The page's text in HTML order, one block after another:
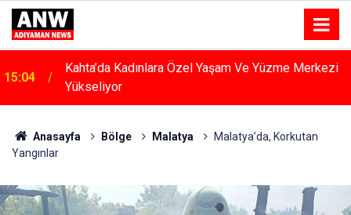
15:04
Kahta’da Kadınlara Özel Yaşam Ve Yüzme Merkezi
Yükseliyor
Anasayfa Bölge Malatya
Malatya’da, Korkutan
Yangınlar